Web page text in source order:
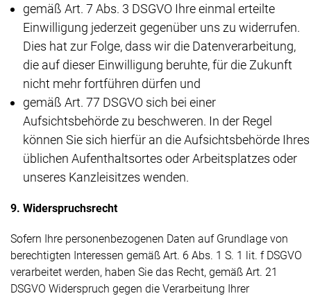
gemäß Art. 7 Abs. 3 DSGVO Ihre einmal erteilte
Einwilligung jederzeit gegenüber uns zu widerrufen.
Dies hat zur Folge, dass wir die Datenverarbeitung,
die auf dieser Einwilligung beruhte, für die Zukunft
nicht mehr fortführen dürfen und
gemäß Art. 77 DSGVO sich bei einer
Aufsichtsbehörde zu beschweren. In der Regel
können Sie sich hierfür an die Aufsichtsbehörde Ihres
üblichen Aufenthaltsortes oder Arbeitsplatzes oder
unseres Kanzleisitzes wenden.
9. Widerspruchsrecht
Sofern Ihre personenbezogenen Daten auf Grundlage von
berechtigten Interessen gemäß Art. 6 Abs. 1 S. 1 lit. f DSGVO
verarbeitet werden, haben Sie das Recht, gemäß Art. 21
DSGVO Widerspruch gegen die Verarbeitung Ihrer